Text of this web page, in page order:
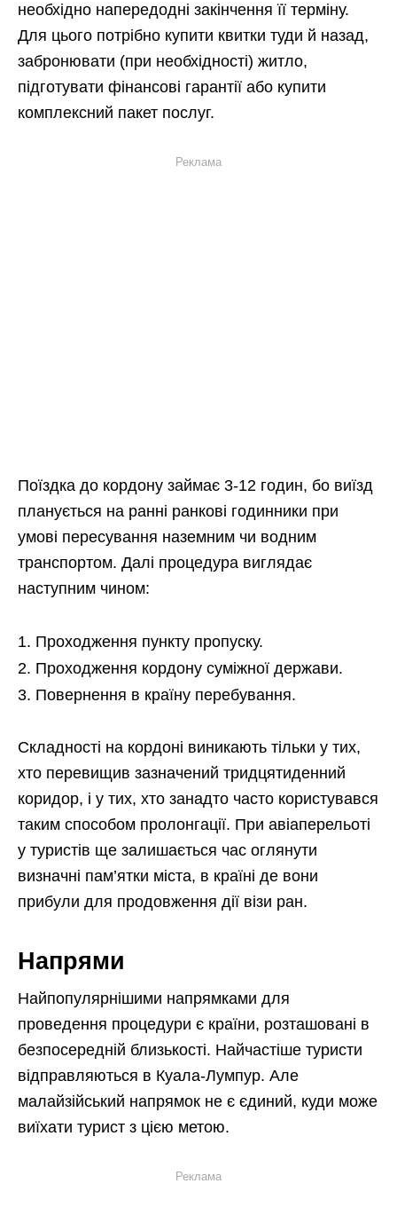
необхідно напередодні закінчення її терміну.
Для цього потрібно купити квитки туди й назад,
забронювати (при необхідності) житло,
підготувати фінансові гарантії або купити
комплексний пакет послуг.
Реклама
Поїздка до кордону займає 3-12 годин, бо виїзд
планується на ранні ранкові годинники при
умові пересування наземним чи водним
транспортом. Далі процедура виглядає
наступним чином:
Проходження пункту пропуску.
Проходження кордону суміжної держави.
Повернення в країну перебування.
Складності на кордоні виникають тільки у тих,
хто перевищив зазначений тридцятиденний
коридор, і у тих, хто занадто часто користувався
таким способом пролонгації. При авіаперельоті
у туристів ще залишається час оглянути
визначні пам’ятки міста, в країні де вони
прибули для продовження дії візи ран.
Напрями
Найпопулярнішими напрямками для
проведення процедури є країни, розташовані в
безпосередній близькості. Найчастіше туристи
відправляються в Куала-Лумпур. Але
малайзійський напрямок не є єдиний, куди може
виїхати турист з цією метою.
Реклама